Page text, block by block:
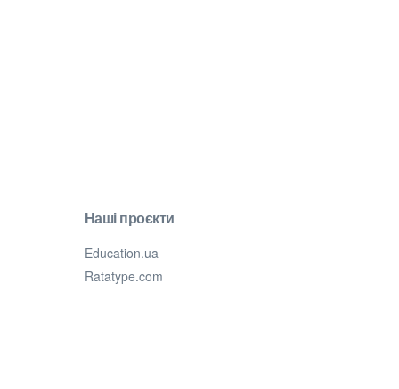
Наші проєкти
Education.ua
Ratatype.com